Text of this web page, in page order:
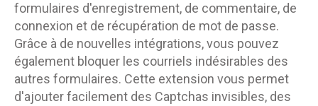
formulaires d'enregistrement, de commentaire, de
connexion et de récupération de mot de passe.
Grâce à de nouvelles intégrations, vous pouvez
également bloquer les courriels indésirables des
autres formulaires. Cette extension vous permet
d'ajouter facilement des Captchas invisibles, des